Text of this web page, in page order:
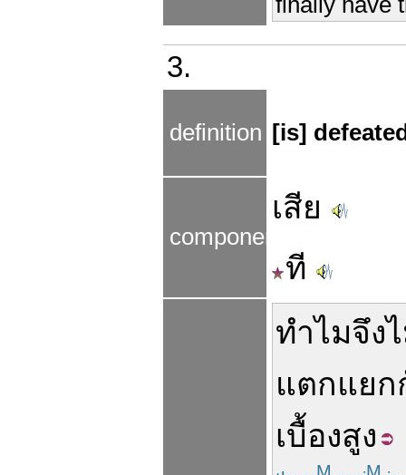
3.
definition [is]
components
เสีย
ที
ทำไมจึง
แตกแยก
เบื้องสูง